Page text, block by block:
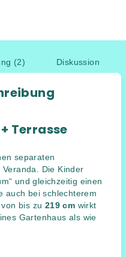
(2) Diskussion
Terrasse
separaten
Die Kinder
und gleichzeitig einen
auch bei schlechterem
bis zu 219 cm wirkt
Gartenhaus als wie